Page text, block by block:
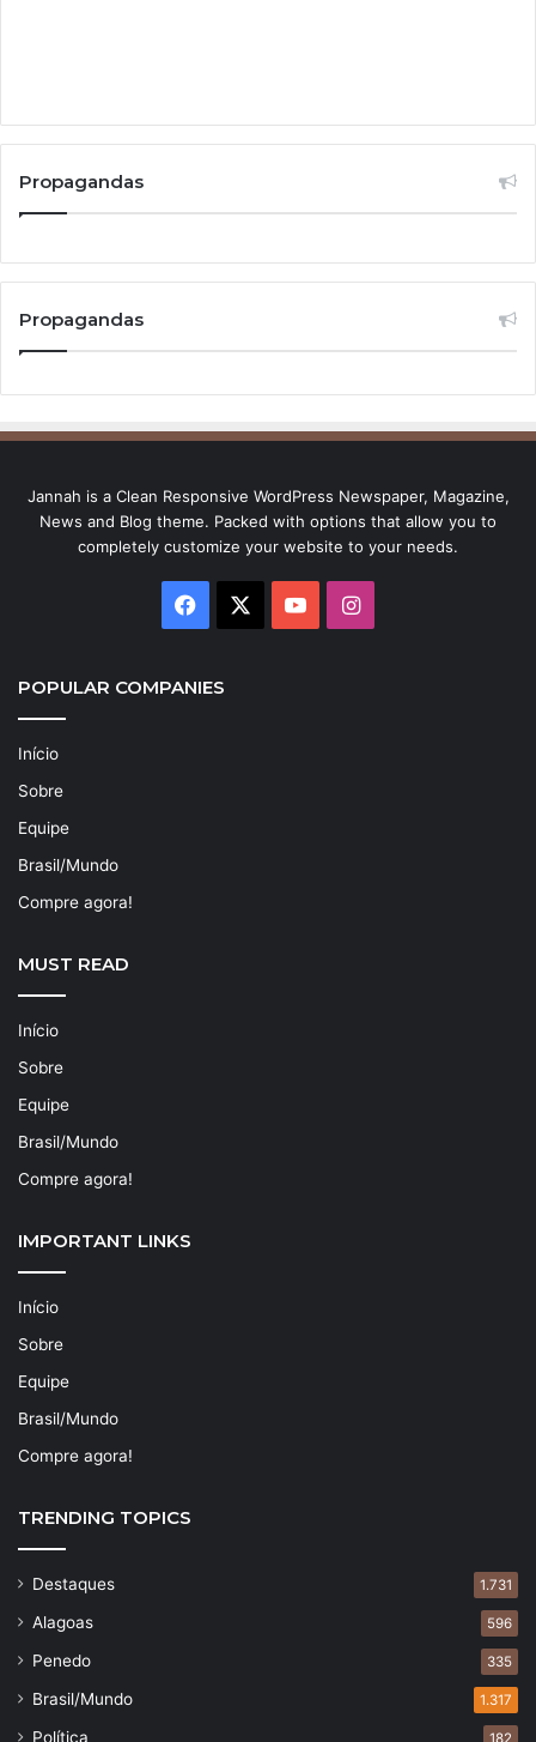
Propagandas
Propagandas
Jannah is a Clean Responsive WordPress Newspaper, Magazine,
News and Blog theme. Packed with options that allow you to
completely customize your website to your needs.
Facebook YouTubeInstagram
POPULAR COMPANIES
Início
Sobre
Equipe
Brasil/Mundo
Compre agora!
MUST READ
Início
Sobre
Equipe
Brasil/Mundo
Compre agora!
IMPORTANT LINKS
Início
Sobre
Equipe
Brasil/Mundo
Compre agora!
TRENDING TOPICS
Destaques 1.731
Alagoas 596
Penedo 335
Brasil/Mundo 1.317
Política